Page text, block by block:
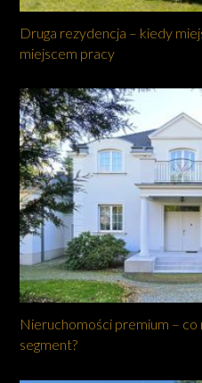
Druga rezydencja – kiedy
miejscem pracy
Nieruchomości premium –
segment?